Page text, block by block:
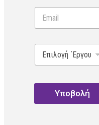
Υποβολή